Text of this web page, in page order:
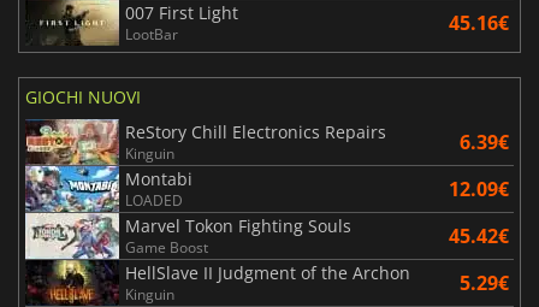
007 First Light
LootBar 45.16€
GIOCHI NUOVI
ReStory Chill Electronics Repairs
Kinguin 6.39€
Montabi
LOADED 12.09€
Marvel Tokon Fighting Souls
Game Boost 45.42€
HellSlave II Judgment of the Archon
Kinguin 5.29€